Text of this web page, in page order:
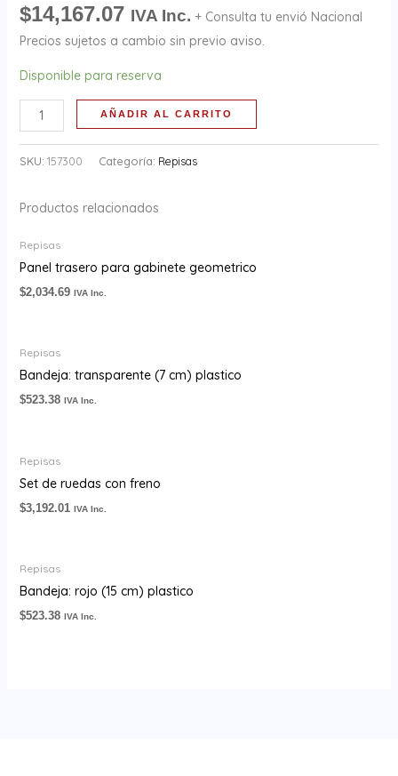
$14,167.07 IVA Inc. + Consulta tu envió Nacional
Precios sujetos a cambio sin previo aviso.
Disponible para reserva
cantidad
AÑADIR AL CARRITO
SKU: 157300 Categoría: Repisas
Productos relacionados
Repisas
Panel trasero para gabinete geometrico
$2,034.69 IVA Inc.
Repisas
Bandeja: transparente (7 cm) plastico
$523.38 IVA Inc.
Repisas
Set de ruedas con freno
$3,192.01 IVA Inc.
Repisas
Bandeja: rojo (15 cm) plastico
$523.38 IVA Inc.